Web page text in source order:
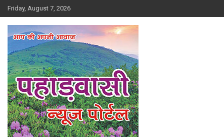
Skip
to
content
Friday, August 7, 2026